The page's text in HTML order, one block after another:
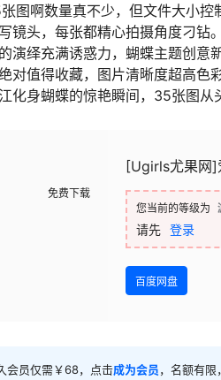
图啊数量真不少，但文件大小
镜头，每张都精心拍摄角度刁
演绎充满诱惑力，蝴蝶主题创意
对值得收藏，图片清晰度超高色
化身蝴蝶的惊艳瞬间，35张图
免费下载
[Ugirls尤果网
您当前的等级为
请先 登录
百度网盘
会员仅需￥68，点击成为会员，名额有